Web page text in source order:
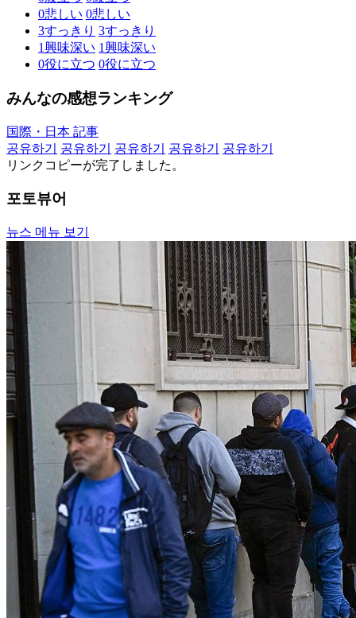
0悲しい 0悲しい
3すっきり 3すっきり
1興味深い 1興味深い
0役に立つ 0役に立つ
みんなの感想ランキング
国際・日本 記事
공유하기
공유하기 공유하기 공유하기
공유하기
リンクコピーが完了しました。
포토뷰어
뉴스 메뉴 보기